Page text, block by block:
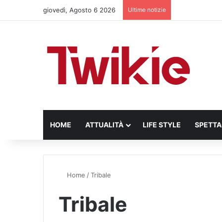
giovedì, Agosto 6 2026 Ultime notizie
HOME ATTUALITÀ LIFE STYLE
Home /Tribale
Tribale